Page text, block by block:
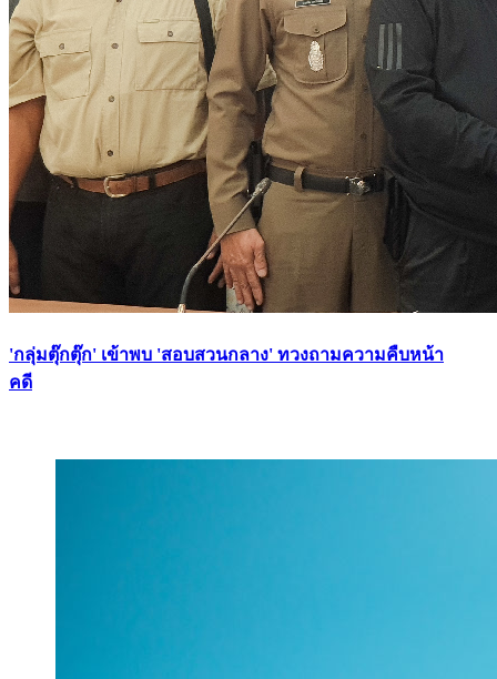
'กลุ่มตุ๊กตุ๊ก' เข้าพบ 'สอบสวนกลาง' ทวงถามความคืบหน้า
คดี